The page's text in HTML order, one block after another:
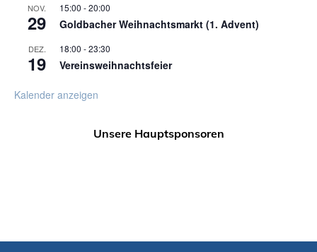
NOV.
29
15:00 -20:00
Goldbacher Weihnachtsmarkt (1. Advent)
DEZ.
19
18:00 -23:30
Vereinsweihnachtsfeier
Kalender anzeigen
Unsere Hauptsponsoren